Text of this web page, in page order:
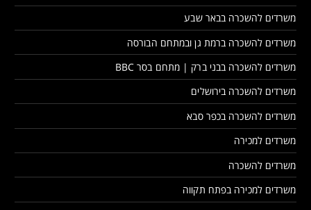
משרדים להשכרה בבאר שבע
משרדים להשכרה ברמת גן ובמתחם הבורסה
משרדים להשכרה בבני ברק | מתחם בסר BBC
משרדים להשכרה בירושלים
משרדים להשכרה בכפר סבא
משרדים למכירה
משרדים להשכרה
משרדים למכירה בפתח תקווה